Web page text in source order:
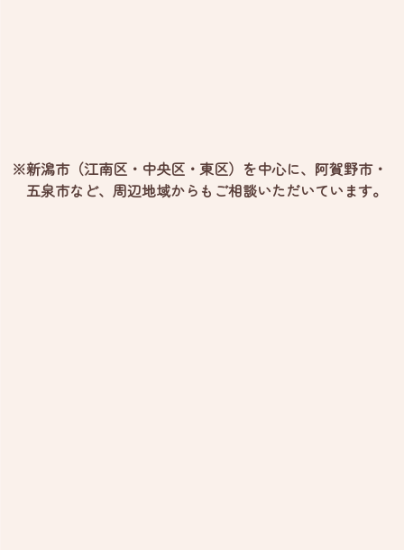
※新潟市（江南区・中央区・東区）を中心に、阿賀野市・
五泉市など、周辺地域からもご相談いただいています。